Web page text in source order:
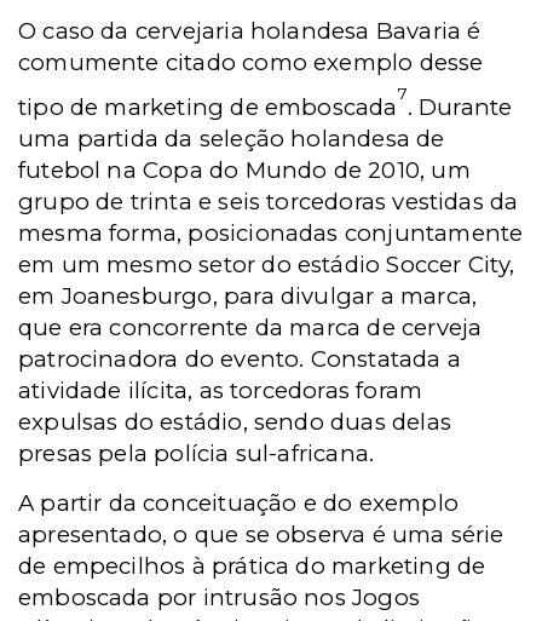
O caso da cervejaria holandesa Bavaria é
comumente citado como exemplo desse
tipo de marketing de emboscada7. Durante
uma partida da seleção holandesa de
futebol na Copa do Mundo de 2010, um
grupo de trinta e seis torcedoras vestidas da
mesma forma, posicionadas conjuntamente
em um mesmo setor do estádio Soccer City,
em Joanesburgo, para divulgar a marca,
que era concorrente da marca de cerveja
patrocinadora do evento. Constatada a
atividade ilícita, as torcedoras foram
expulsas do estádio, sendo duas delas
presas pela polícia sul-africana.
A partir da conceituação e do exemplo
apresentado, o que se observa é uma série
de empecilhos à prática do marketing de
emboscada por intrusão nos Jogos